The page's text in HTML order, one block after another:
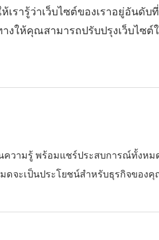
รารู้ว่าเว็บไซต์ของเราอยู่อันดับ
งให้คุณสามารถปรับปรุงเว็บไซต์
ความรู้ พร้อมแชร์ประสบการณ์ทั้งห
ดจะเป็นประโยชน์สำหรับธุรกิจของคุ